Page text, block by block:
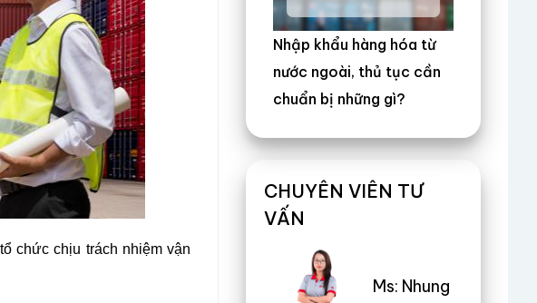
chức chịu trách nhiệm vận
Nhập khẩu hàng hóa từ
nước ngoài, thủ tục cần
chuẩn bị những gì?
CHUYÊN VIÊN TƯ
VẤN
Ms: Nhung